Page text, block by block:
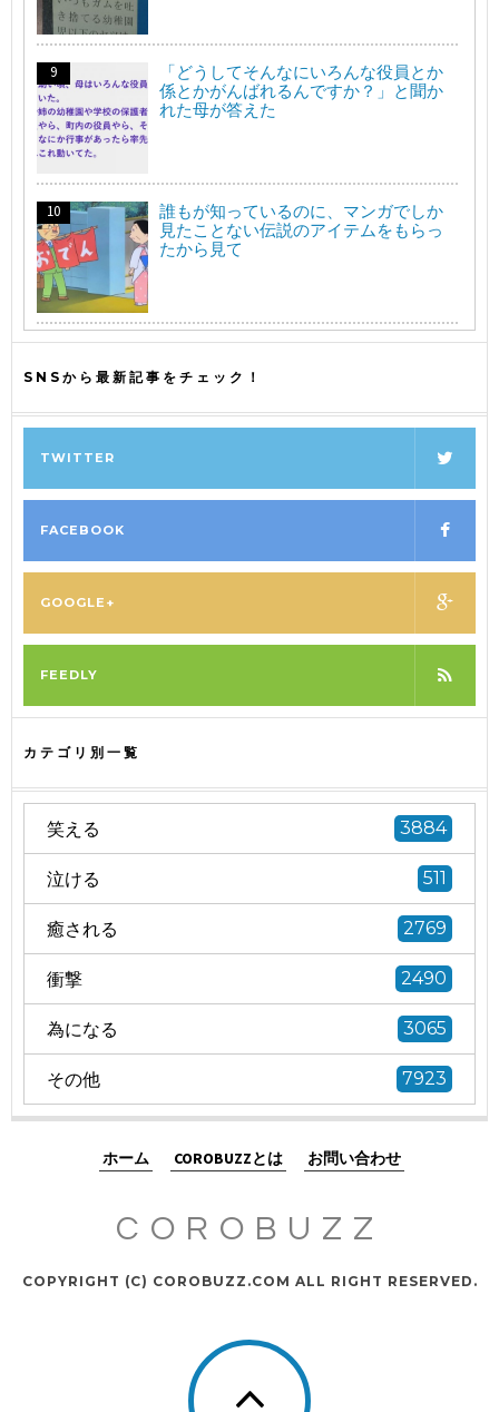
「どうしてそんなにいろんな役員とか
係とかがんばれるんですか？」と聞か
れた母が答えた
誰もが知っているのに、マンガでしか
見たことない伝説のアイテムをもらっ
たから見て
SNSから最新記事をチェック！
TWITTER
FACEBOOK
GOOGLE+
FEEDLY
カテゴリ別一覧
笑える 3884
泣ける 511
癒される 2769
衝撃 2490
為になる 3065
その他 7923
ホーム COROBUZZとは お問い合わせ
COROBUZZ
COPYRIGHT (C) COROBUZZ.COM ALL RIGHT RESERVED.